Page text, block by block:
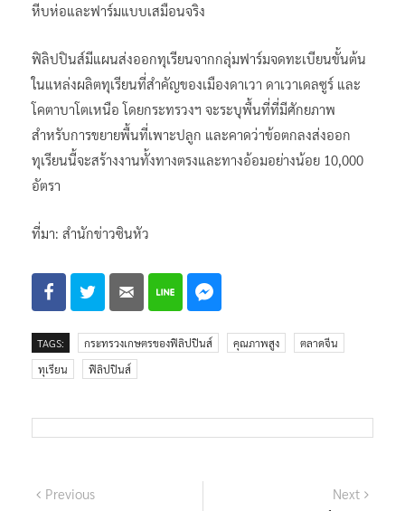
หีบห่อและฟาร์มแบบเสมือนจริง
ฟิลิปปินส์มีแผนส่งออกทุเรียนจากกลุ่มฟาร์มจดทะเบียนขั้นต้น
ในแหล่งผลิตทุเรียนที่สำคัญของเมืองดาเวา ดาเวาเดลซูร์ และ
โคตาบาโตเหนือ โดยกระทรวงฯ จะระบุพื้นที่ที่มีศักยภาพ
สำหรับการขยายพื้นที่เพาะปลูก และคาดว่าข้อตกลงส่งออก
ทุเรียนนี้จะสร้างงานทั้งทางตรงและทางอ้อมอย่างน้อย 10,000
อัตรา
ที่มา: สำนักข่าวซินหัว
TAGS: กระทรวงเกษตรของฟิลิปปินส์ คุณภาพสูง
ตลาดจีน
ทุเรียน
ฟิลิปปินส์
แนะแนว
PreviousPrevious
Next